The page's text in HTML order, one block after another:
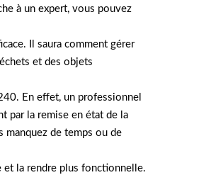
à un expert, vous pouvez
Il saura comment gérer
et des objets
En effet, un professionnel
par la remise en état de la
manquez de temps ou de
et la rendre plus fonctionnelle.